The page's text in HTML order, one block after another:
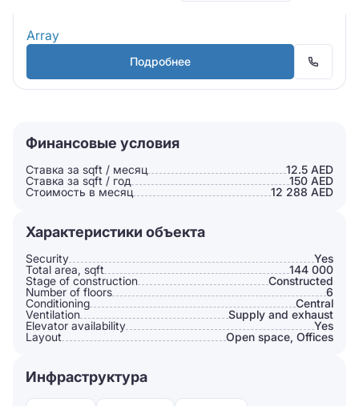
Array
Подробнее
Финансовые условия
Ставка за sqft / месяц
12.5 AED
Ставка за sqft / год
150 AED
Стоимость в месяц
12 288 AED
Характеристики объекта
Security
Yes
Total area, sqft
144 000
Stage of construction
Constructed
Number of floors
6
Conditioning
Сentral
Ventilation
Supply and exhaust
Elevator availability
Yes
Layout
Open space, Offices
Инфраструктура